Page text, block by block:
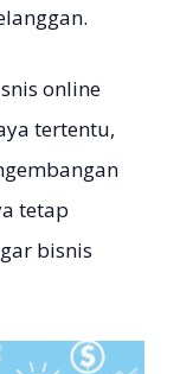
online
tertentu,
tetap
bisnis